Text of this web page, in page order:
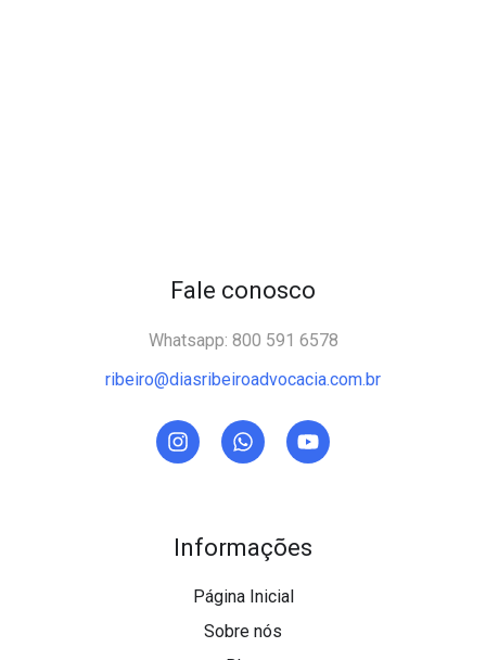
Informações
Página Inicial
Sobre nós
Fale conosco
Whatsapp: 800 591 6578
ribeiro@diasribeiroadvocacia.com.br